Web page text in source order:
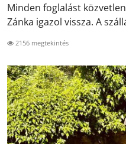
Minden foglalást
Zánka igazol vissza. A
2156 megtekintés